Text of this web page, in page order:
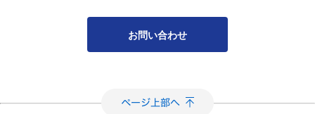
お問い合わせ